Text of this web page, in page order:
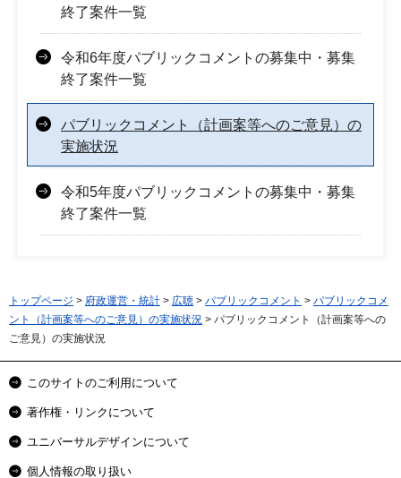
終了案件一覧
令和6年度パブリックコメントの募集中・募集
終了案件一覧
パブリックコメント（計画案等へのご意見）の
実施状況
令和5年度パブリックコメントの募集中・募集
終了案件一覧
トップページ > 府政運営・統計 > 広聴 > パブリックコメント > パブリックコメ
ント（計画案等へのご意見）の実施状況 > パブリックコメント（計画案等への
ご意見）の実施状況
このサイトのご利用について
著作権・リンクについて
ユニバーサルデザインについて
個人情報の取り扱い